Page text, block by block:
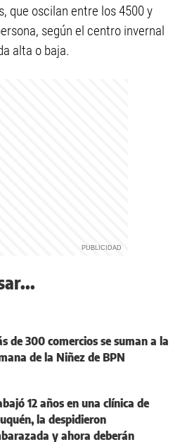
que oscilan entre los 4500 y
según el centro invernal
alta o baja.
de 300 comercios se suman a la
de la Niñez de BPN
12 años en una clínica de
la despidieron
y ahora deberán